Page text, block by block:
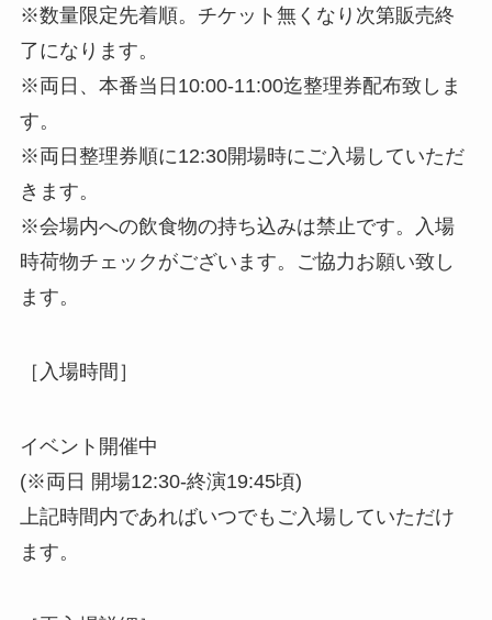
※数量限定先着順。チケット無くなり次第販売終
了になります。
※両日、本番当日10:00-11:00迄整理券配布致しま
す。
※両日整理券順に12:30開場時にご入場していただ
きます。
※会場内への飲食物の持ち込みは禁止です。入場
時荷物チェックがございます。ご協力お願い致し
ます。
［入場時間］
イベント開催中
(※両日 開場12:30-終演19:45頃)
上記時間内であればいつでもご入場していただけ
ます。